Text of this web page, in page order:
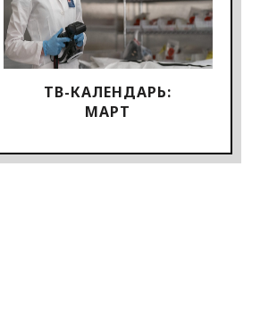
ТВ-КАЛЕНДАРЬ:
МАРТ